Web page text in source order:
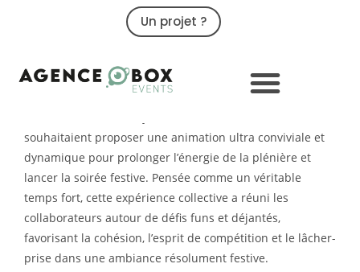
Un projet ?
Team building 60 secondes chrono
l'organisation de votre team building
cohésif
souhaitaient proposer une animation ultra conviviale et
dynamique pour prolonger l’énergie de la plénière et
lancer la soirée festive. Pensée comme un véritable
temps fort, cette expérience collective a réuni les
collaborateurs autour de défis funs et déjantés,
favorisant la cohésion, l’esprit de compétition et le lâcher-
prise dans une ambiance résolument festive.